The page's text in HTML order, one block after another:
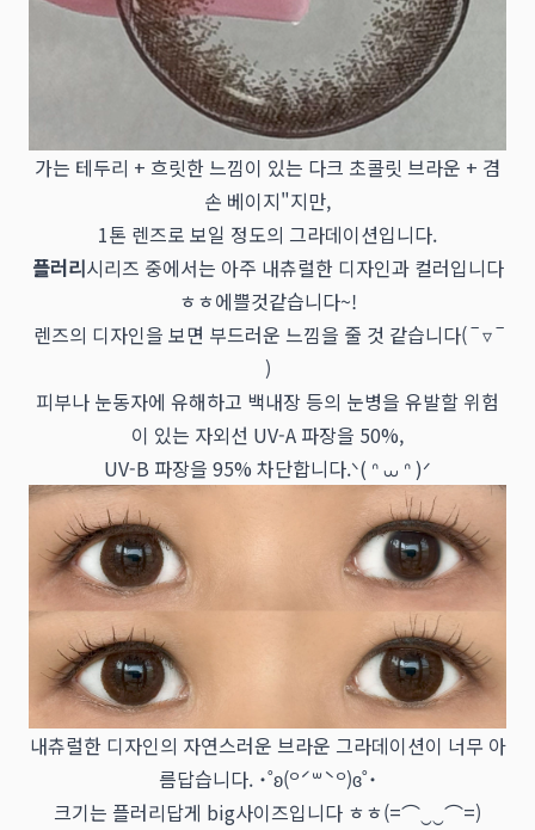
가는 테두리 + 흐릿한 느낌이 있는 다크 초콜릿 브라운 + 겸
손 베이지"지만,
1톤 렌즈로 보일 정도의 그라데이션입니다.
플러리시리즈 중에서는 아주 내츄럴한 디자인과 컬러입니다
ㅎㅎ에쁠것같습니다~!
렌즈의 디자인을 보면 부드러운 느낌을 줄 것 같습니다( ‾ ▿ ‾
)
피부나 눈동자에 유해하고 백내장 등의 눈병을 유발할 위험
이 있는 자외선 UV-A 파장을 50%,
UV-B 파장을 95% 차단합니다.ᐠ( ᐢ ⩊ ᐢ )ᐟ
내츄럴한 디자인의 자연스러운 브라운 그라데이션이 너무 아
름답습니다. ˙˚ʚ(꒪ˊ꒳ˋ꒪)ɞ˚˙
크기는 플러리답게 big사이즈입니다 ㅎㅎ(=⌒‿‿⌒=)